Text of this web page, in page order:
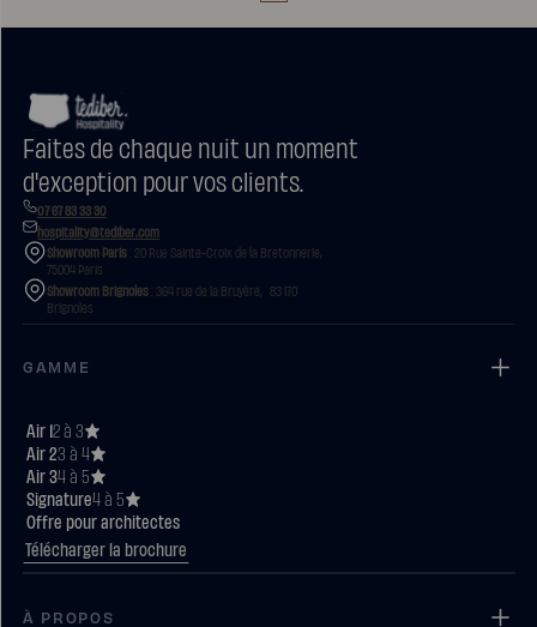
Faites de chaque nuit un moment
d'exception pour vos clients.
07 67 83 33 30
hospitality@tediber.com
Showroom Paris: 20 Rue Sainte-Croix de la Bretonnerie,
75004 Paris
Showroom Brignoles: 364 rue de la Bruyère, 83 170
Brignoles
GAMME
Air 12 à 3
Air 23 à 4
Air 34 à 5
Signature4 à 5
Offre pour architectes
Télécharger la brochure
À PROPOS